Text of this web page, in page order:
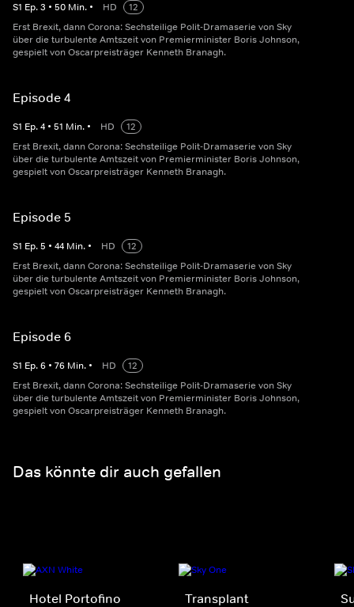
S1 Ep.3 • 50 Min. • HD
12
Erst Brexit, dann Corona: Sechsteilige Polit-Dramaserie von Sky
über die turbulente Amtszeit von Premierminister Boris Johnson,
gespielt von Oscarpreisträger Kenneth Branagh.
Episode 4
S1 Ep.4 • 51 Min. • HD
12
Erst Brexit, dann Corona: Sechsteilige Polit-Dramaserie von Sky
über die turbulente Amtszeit von Premierminister Boris Johnson,
gespielt von Oscarpreisträger Kenneth Branagh.
Episode 5
S1 Ep.5 • 44 Min. • HD
12
Erst Brexit, dann Corona: Sechsteilige Polit-Dramaserie von Sky
über die turbulente Amtszeit von Premierminister Boris Johnson,
gespielt von Oscarpreisträger Kenneth Branagh.
Episode 6
S1 Ep.6 • 76 Min. • HD
12
Erst Brexit, dann Corona: Sechsteilige Polit-Dramaserie von Sky
über die turbulente Amtszeit von Premierminister Boris Johnson,
gespielt von Oscarpreisträger Kenneth Branagh.
Das könnte dir auch gefallen
Hotel Portofino Transplant